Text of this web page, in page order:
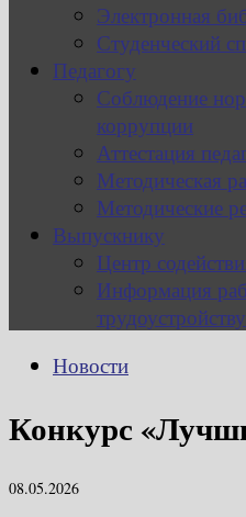
Электронная
Студенческий
Педагогу
Соблюдение
коррупции
Аттестация
Методическая
Методические
Выпускнику
Центр
Информация
трудоустройству
Новости
Конкурс
08.05.2026